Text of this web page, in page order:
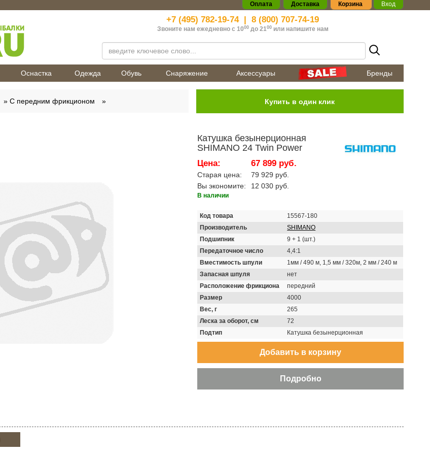
Оплата Доставка Корзина Вход
+7 (495) 782-19-74| 8 (800) 707-74-19
Звоните нам ежедневно с 1000до 2100 или напишите нам
Оснастка Одежда Обувь Снаряжение Аксессуары Бренды
С передним фрикционом
Катушка безынерционная
SHIMANO 24 Twin Power
Цена: 67 899 руб.
Старая цена:
79 929 руб.
Вы экономите:
12 030 руб.
В наличии
Код товара
15567-180
Производитель
SHIMANO
Подшипник
9 + 1 (шт.)
Передаточное число
4,4:1
Вместимость шпули
1мм / 490 м, 1,5 мм / 320м, 2 мм / 240 м
Запасная шпуля
нет
Расположение фрикциона
передний
Размер
4000
Вес, г
265
Леска за оборот, см
72
Подтип
Катушка безынерционная